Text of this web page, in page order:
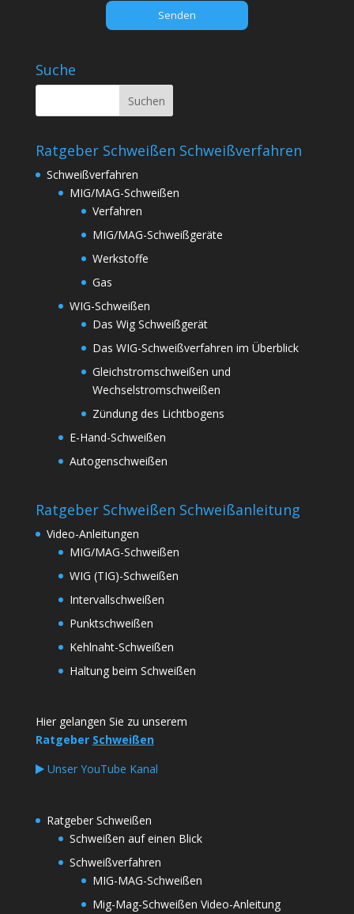
d
e
r
Suche
Ratgeber Schweißen Schweißverfahren
Schweißverfahren
MIG/MAG-Schweißen
Verfahren
MIG/MAG-Schweißgeräte
Werkstoffe
Gas
WIG-Schweißen
Das Wig Schweißgerät
Das WIG-Schweißverfahren im Überblick
Gleichstromschweißen und
Wechselstromschweißen
Zündung des Lichtbogens
E-Hand-Schweißen
Autogenschweißen
Ratgeber Schweißen Schweißanleitung
Video-Anleitungen
MIG/MAG-Schweißen
WIG (TIG)-Schweißen
Intervallschweißen
Punktschweißen
Kehlnaht-Schweißen
Haltung beim Schweißen
Hier gelangen Sie zu unserem
Ratgeber Schweißen
Unser YouTube Kanal
Ratgeber Schweißen
Schweißen auf einen Blick
Schweißverfahren
MIG-MAG-Schweißen
Mig-Mag-Schweißen Video-Anleitung